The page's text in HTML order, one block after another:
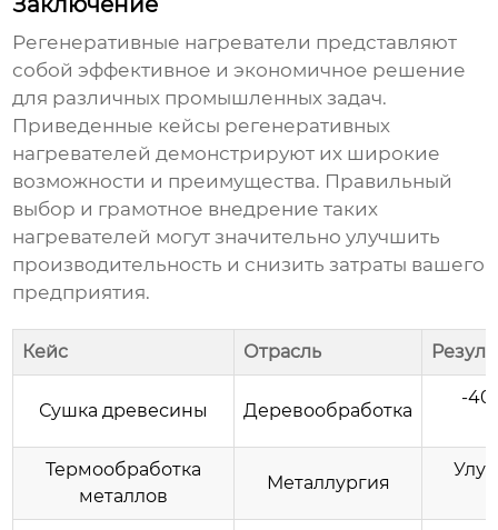
Регенеративные нагреватели представляют
собой эффективное и экономичное решение
для различных промышленных задач.
Приведенные кейсы регенеративных
нагревателей демонстрируют их широкие
возможности и преимущества. Правильный
выбор и грамотное внедрение таких
нагревателей могут значительно улучшить
производительность и снизить затраты вашего
предприятия.
Кейс Отрасль
Сушка древесины Деревообработка
-
Термообработка
металлов
Металлургия